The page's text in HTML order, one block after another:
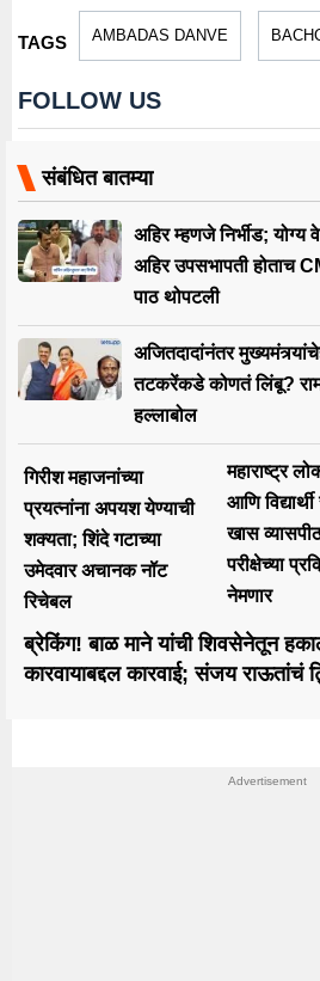
TAGS AMBADAS DANVE
FOLLOW US
संबंधित बातम्या
अहिर म्हणजे निर्भीड;
अहिर उपसभापती होताच
पाठ थोपटली
अजितदादांनंतर
तटकरेंकडे कोणतं लिंबू?
हल्लाबोल
गिरीश महाजनांच्या
प्रयत्नांना अपयश येण्याची
शक्यता; शिंदे गटाच्या
उमेदवार अचानक नॉट
रिचेबल
महाराष्ट्र
आणि
खास
परीक्षेच्या
नेमणार
ब्रेकिंग! बाळ माने यांची शिवसेनेतून
कारवायाबद्दल कारवाई; संजय राऊतांचं